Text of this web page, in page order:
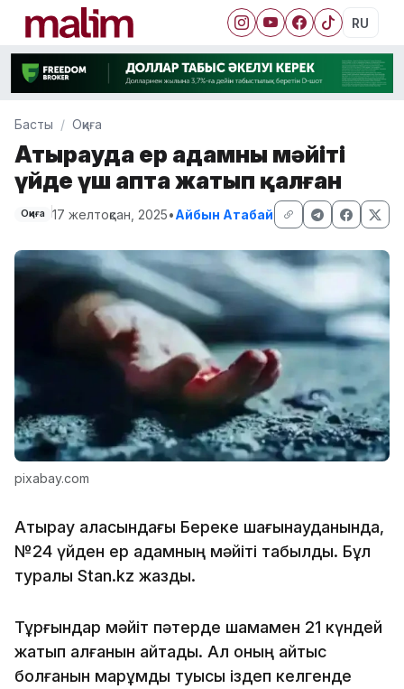
RU
Басты Оқиға
Атырауда ер адамның мәйіті
үйде үш апта жатып қалған
Оқиға 17 желтоқсан, 2025•Айбын Атабай
pixabay.com
Атырау қаласындағы Береке шағынауданында,
№24 үйден ер адамның мәйіті табылды. Бұл
туралы Stan.kz жазды.
Тұрғындар мәйіт пәтерде шамамен 21 күндей
жатып қалғанын айтады. Ал оның қайтыс
болғанын марқұмды туысы іздеп келгенде